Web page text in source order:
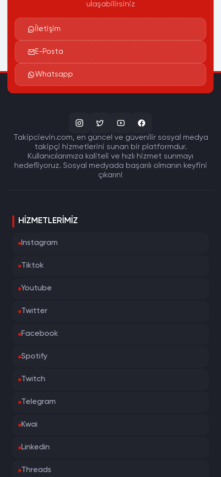
ulaşabilirsiniz
İletişim
E-Posta
Whatsapp
Takipcievin.com, en güncel ve güvenilir sosyal medya
takipçi hizmetlerini sunan bir platformdur.
Kullanıcılarımıza kaliteli ve hızlı hizmet sunmayı
hedefliyoruz. Sosyal medyada başarılı olmanın keyfini
çıkarın!
HIZMETLERIMIZ
Instagram
Tiktok
Youtube
Twitter
Facebook
Spotify
Twitch
Telegram
Kwai
Linkedin
Threads